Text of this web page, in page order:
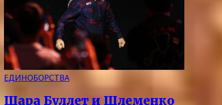
ЕДИНОБОРСТВА
Шара Буллет и Шлеменко